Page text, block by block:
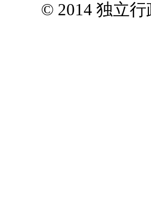
© 2014 独立